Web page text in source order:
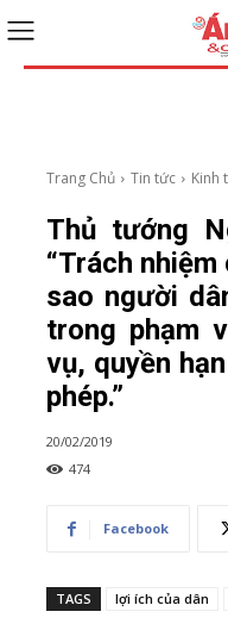
Trang Chủ Tin tức Kinh
Thủ tướng
“Trách
sao người
trong phạm
vụ, quyền
phép.”
20/02/2019
474
Facebook
TAGS lợi ích của dân